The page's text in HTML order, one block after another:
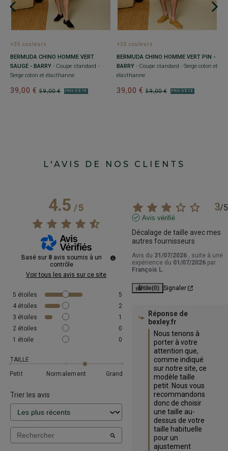
+35 couleurs
BERMUDA CHINO HOMME VERT
SAUGE - BARRY - Coupe standard -
Serge coton et élasthanne
59,00 €
39,00 € PRIX D'ÉTÉ
+35 couleurs
BERMUDA CHINO HOMME VERT PIN -
BARRY - Coupe standard - Serge coton et
élasthanne
59,00 €
39,00 € PRIX D'ÉTÉ
L'AVIS DE NOS CLIENTS
4.5/5
Basé sur 8 avis soumis à un
contrôle
Voir tous les avis sur ce site
5 étoiles
5
4 étoiles
2
3 étoiles
1
2 étoiles
0
1 étoile 0
TAILLE
Petit
Normalement Grand
Trier les avis
3/5
Avis vérifié
Décalage de taille avec mes
autres fournisseurs
Avis du 31/07/2026 , suite à une
expérience du 01/07/2026 par
François L.
Utile(0) Signaler
Réponse de
bexley.fr
Nous tenons à
porter à votre
attention que,
comme indiqué
sur notre site, ce
modèle taille
petit. Nous vous
recommandons
donc de choisir
une taille au-
dessus de votre
taille habituelle
pour un
ajustement